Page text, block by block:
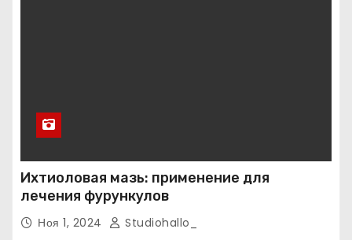
Ихтиоловая мазь: применение для
лечения фурункулов
Ноя 1, 2024 Studiohallo_